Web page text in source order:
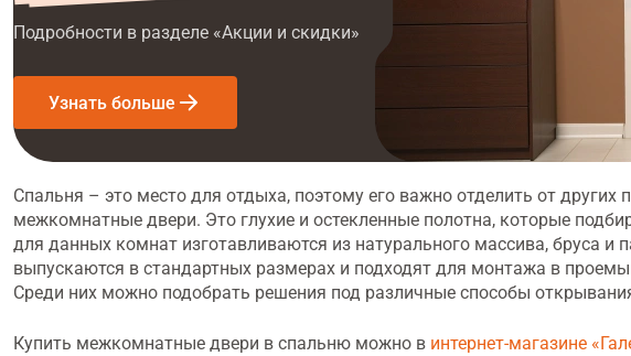
Подробности в разделе «Акции и скидки»
Узнать больше
Спальня – это место для отдыха, поэтому его важно отделить от
межкомнатные двери. Это глухие и остекленные полотна, которые
для данных комнат изготавливаются из натурального массива, бруса
выпускаются в стандартных размерах и подходят для монтажа в
Среди них можно подобрать решения под различные способы
Купить межкомнатные двери в спальню можно в интернет-магазине